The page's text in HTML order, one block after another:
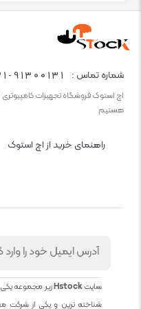
شماره تماس : 91300131
اچ استوک فروشگاه تجهیزات
هستیم
راهنمای خرید از اچ استوک
سایتHstockزیر مجموعه